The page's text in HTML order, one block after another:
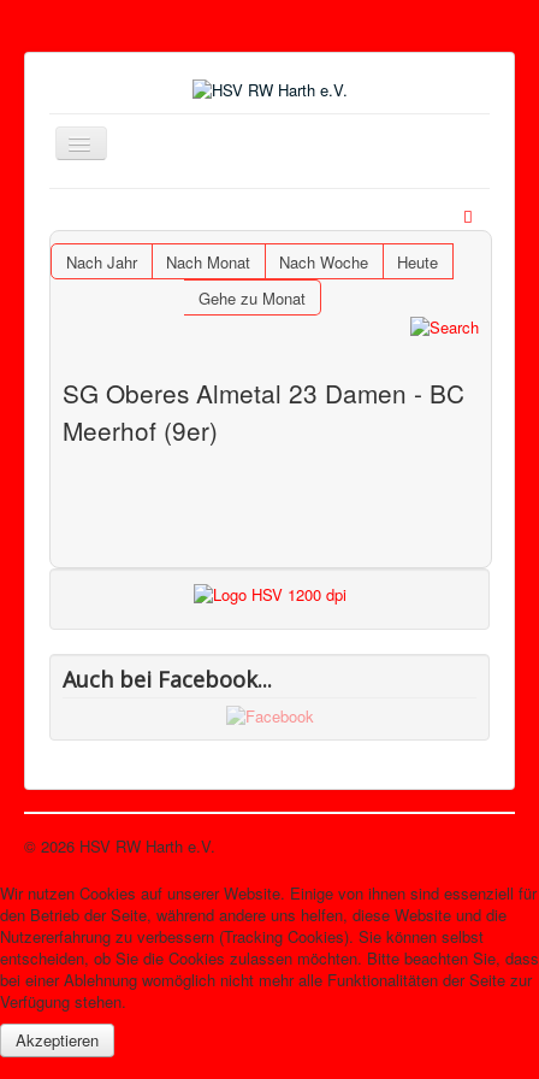
Toggle
Navigation
Nach Jahr Nach Monat Nach Woche
Heute
Gehe zu Monat
SG Oberes Almetal 23 Damen - BC
Meerhof (9er)
Auch bei Facebook...
© 2026 HSV RW Harth e.V.
Wir nutzen Cookies auf unserer Website. Einige von ihnen sind essenziell für
den Betrieb der Seite, während andere uns helfen, diese Website und die
Nutzererfahrung zu verbessern (Tracking Cookies). Sie können selbst
entscheiden, ob Sie die Cookies zulassen möchten. Bitte beachten Sie, dass
bei einer Ablehnung womöglich nicht mehr alle Funktionalitäten der Seite zur
Verfügung stehen.
Akzeptieren